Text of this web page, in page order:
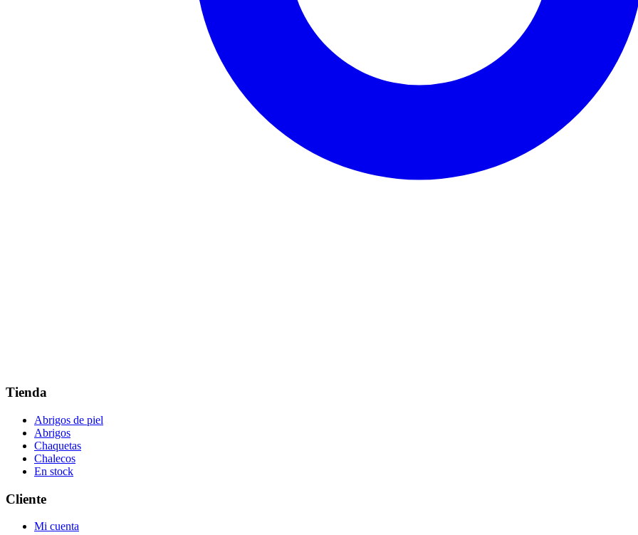
Tienda
Abrigos de piel
Abrigos
Chaquetas
Chalecos
En stock
Cliente
Mi cuenta